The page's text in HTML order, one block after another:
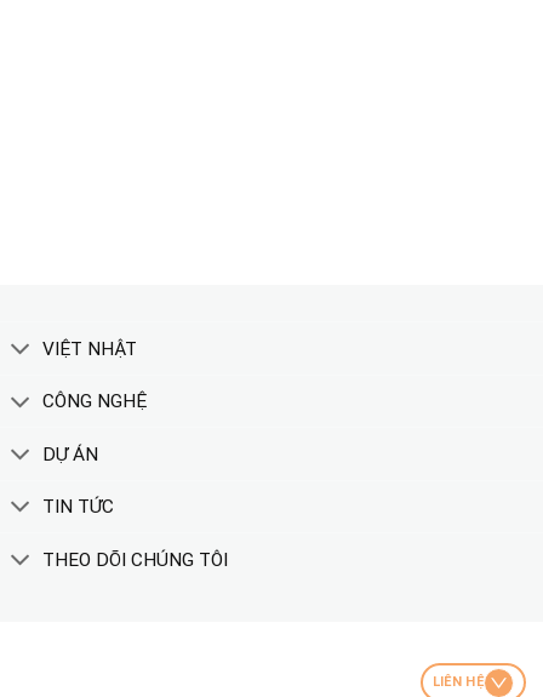
VIỆT NHẬT
CÔNG NGHỆ
DỰ ÁN
TIN TỨC
THEO DÕI CHÚNG TÔI
LIÊN HỆ